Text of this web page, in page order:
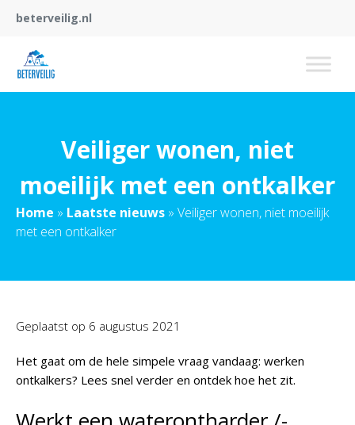
beterveilig.nl
Veiliger wonen, niet
moeilijk met een ontkalker
Home » Laatste nieuws » Veiliger wonen, niet moeilijk
met een ontkalker
Geplaatst op 6 augustus 2021
Het gaat om de hele simpele vraag vandaag: werken
ontkalkers? Lees snel verder en ontdek hoe het zit.